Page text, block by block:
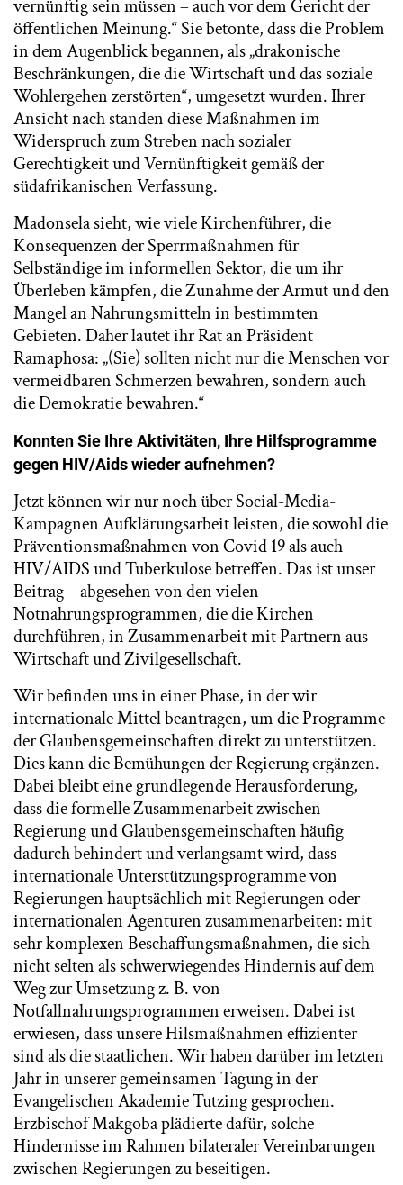
vernünftig sein müssen – auch vor dem Gericht der
öffentlichen Meinung.“ Sie betonte, dass die Problem
in dem Augenblick begannen, als „drakonische
Beschränkungen, die die Wirtschaft und das soziale
Wohlergehen zerstörten“, umgesetzt wurden. Ihrer
Ansicht nach standen diese Maßnahmen im
Widerspruch zum Streben nach sozialer
Gerechtigkeit und Vernünftigkeit gemäß der
südafrikanischen Verfassung.
Madonsela sieht, wie viele Kirchenführer, die
Konsequenzen der Sperrmaßnahmen für
Selbständige im informellen Sektor, die um ihr
Überleben kämpfen, die Zunahme der Armut und den
Mangel an Nahrungsmitteln in bestimmten
Gebieten. Daher lautet ihr Rat an Präsident
Ramaphosa: „(Sie) sollten nicht nur die Menschen vor
vermeidbaren Schmerzen bewahren, sondern auch
die Demokratie bewahren.“
Konnten Sie Ihre Aktivitäten, Ihre Hilfsprogramme
gegen HIV/Aids wieder aufnehmen?
Jetzt können wir nur noch über Social-Media-
Kampagnen Aufklärungsarbeit leisten, die sowohl die
Präventionsmaßnahmen von Covid 19 als auch
HIV/AIDS und Tuberkulose betreffen. Das ist unser
Beitrag – abgesehen von den vielen
Notnahrungsprogrammen, die die Kirchen
durchführen, in Zusammenarbeit mit Partnern aus
Wirtschaft und Zivilgesellschaft.
Wir befinden uns in einer Phase, in der wir
internationale Mittel beantragen, um die Programme
der Glaubensgemeinschaften direkt zu unterstützen.
Dies kann die Bemühungen der Regierung ergänzen.
Dabei bleibt eine grundlegende Herausforderung,
dass die formelle Zusammenarbeit zwischen
Regierung und Glaubensgemeinschaften häufig
dadurch behindert und verlangsamt wird, dass
internationale Unterstützungsprogramme von
Regierungen hauptsächlich mit Regierungen oder
internationalen Agenturen zusammenarbeiten: mit
sehr komplexen Beschaffungsmaßnahmen, die sich
nicht selten als schwerwiegendes Hindernis auf dem
Weg zur Umsetzung z. B. von
Notfallnahrungsprogrammen erweisen. Dabei ist
erwiesen, dass unsere Hilsmaßnahmen effizienter
sind als die staatlichen. Wir haben darüber im letzten
Jahr in unserer gemeinsamen Tagung in der
Evangelischen Akademie Tutzing gesprochen.
Erzbischof Makgoba plädierte dafür, solche
Hindernisse im Rahmen bilateraler Vereinbarungen
zwischen Regierungen zu beseitigen.